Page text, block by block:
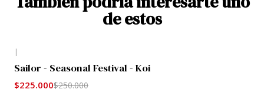
de estos
|
Sailor - Seasonal Festival - Koi
$225.000$250.000